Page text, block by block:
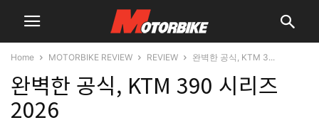
Home MOTORBIKE REVIEW REVIEW 완벽한 공식, KTM 3...
완벽한 공식, KTM 390 시리즈
2026